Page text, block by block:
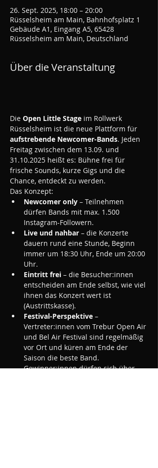
26. Sept. 2025, 18:00 – 20:00
Rüsselsheim am Main, Bahnhofsplatz 1
Gebäude A1, Eingang A5, 65428
Rüsselsheim am Main, Deutschland
Über die Veranstaltung
Die Open Little Stage im Rollwerk
Rüsselsheim ist die neue Plattform für
aufstrebende Newcomer-Bands. Jeden
Freitag zwischen dem 13.09. und
31.10.2025 heißt es: Bühne frei für
frische Sounds, kurze Gigs und die
Chance, entdeckt zu werden.
Das Konzept:
Newcomer only – Teilnehmen
dürfen Bands mit max. 1.500
Instagram-Followern.
Live und nahbar – die Konzerte
dauern rund eine Stunde, Beginn
immer um 18:30 Uhr, Ende um 20:00
Uhr.
Eintritt frei – die Besucher:innen
entscheiden am Ende selbst, wie viel
ihnen das Konzert wert ist
(Austrittskasse).
Festival-Perspektive –
Vertreter:innen vom Trebur Open Air
und Bel Air Festival sind regelmäßig
vor Ort und küren am Ende der
Saison die beste Band.
Gewinner:innen dürfen sich über